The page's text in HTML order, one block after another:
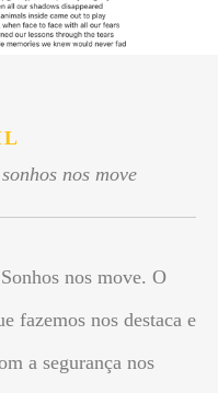
nos move
nos move. O
fazemos nos destaca e
a segurança nos